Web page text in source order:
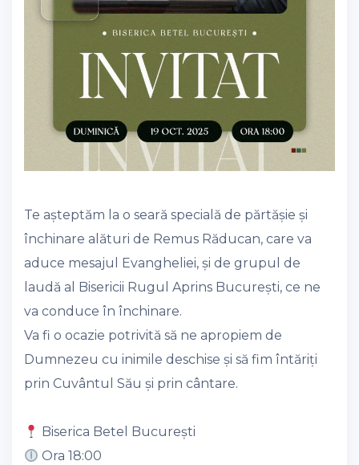
Te așteptăm la o seară specială de părtășie și
închinare alături de Remus Răducan, care va
aduce mesajul Evangheliei, și de grupul de
laudă al Bisericii Rugul Aprins București, ce ne
va conduce în închinare.
Va fi o ocazie potrivită să ne apropiem de
Dumnezeu cu inimile deschise și să fim întăriți
prin Cuvântul Său și prin cântare.
Biserica Betel București
Ora 18:00